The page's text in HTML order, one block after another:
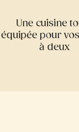
Une cuisine
équipée pour
à deux